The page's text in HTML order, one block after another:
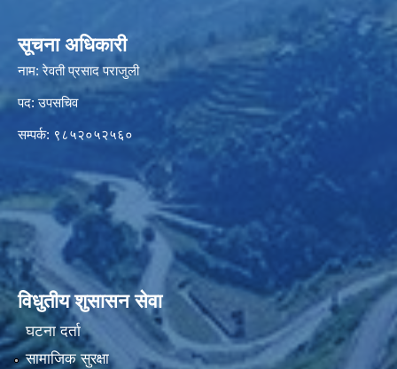
सूचना अधिकारी
नाम: रेवती प्रसाद पराजुली
पद: उपसचिव
सम्पर्क: ९८५२०५२५६०
विधुतीय शुसासन सेवा
घटना दर्ता
सामाजिक सुरक्षा